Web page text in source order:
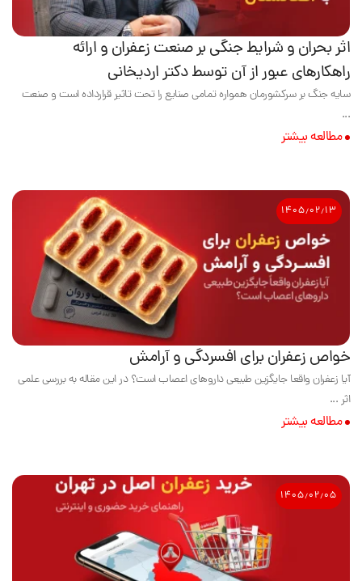
اثر بحران و شرایط جنگی بر صنعت زعفران و ارائه
راهکارهای عبور از آن توسط دکتر اردیخانی
سایه جنگ بر سرکشورمان همواره تمامی صنایع را تحت تاثیر قرارداده است و صنعت
...
مطالعه بیشتر
۱۴۰۵٫۰۲٫۱۳
خواص زعفران برای افسردگی و آرامش
آیا زعفران واقعا جایگزین طبیعی داروهای اعصاب است؟ در این مقاله به بررسی علمی
اثر ...
مطالعه بیشتر
۱۴۰۵٫۰۲٫۰۵